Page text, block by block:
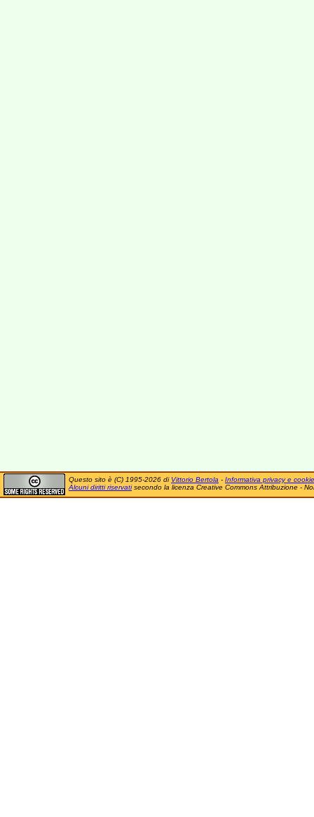
Questo sito è (C) 1995-2026 di Vittorio Bertola - Informativa privacy e cookie
Alcuni diritti riservatisecondo la licenza Creative Commons Attribuzione -